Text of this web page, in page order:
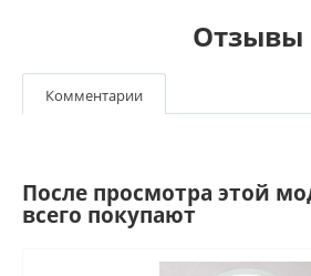
Отзывы
Комментарии
После просмотра этой
всего покупают